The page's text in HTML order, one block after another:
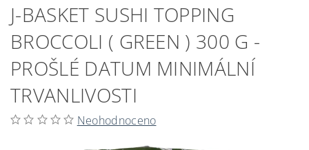
J-BASKET SUSHI TOPPING
BROCCOLI ( GREEN ) 300 G -
PROŠLÉ DATUM MINIMÁLNÍ
TRVANLIVOSTI
Neohodnoceno